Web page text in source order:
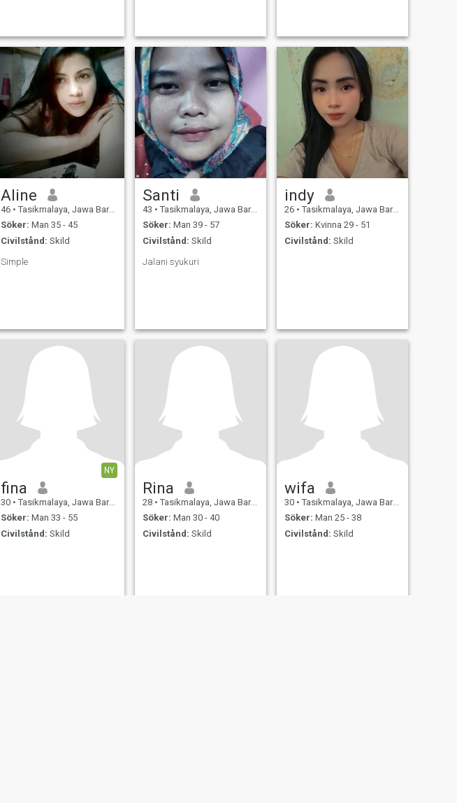
Aline
46 • Tasikmalaya, Jawa Barat, Indonesien
Söker: Man 35 - 45
Civilstånd: Skild
Simple
Santi
43 • Tasikmalaya, Jawa Barat, Indonesien
Söker: Man 39 - 57
Civilstånd: Skild
Jalani syukuri
indy
26 • Tasikmalaya, Jawa Barat, Indonesien
Söker: Kvinna 29 - 51
Civilstånd: Skild
NY
fina
30 • Tasikmalaya, Jawa Barat, Indonesien
Söker: Man 33 - 55
Civilstånd: Skild
Rina
28 • Tasikmalaya, Jawa Barat, Indonesien
Söker: Man 30 - 40
Civilstånd: Skild
wifa
30 • Tasikmalaya, Jawa Barat, Indonesien
Söker: Man 25 - 38
Civilstånd: Skild